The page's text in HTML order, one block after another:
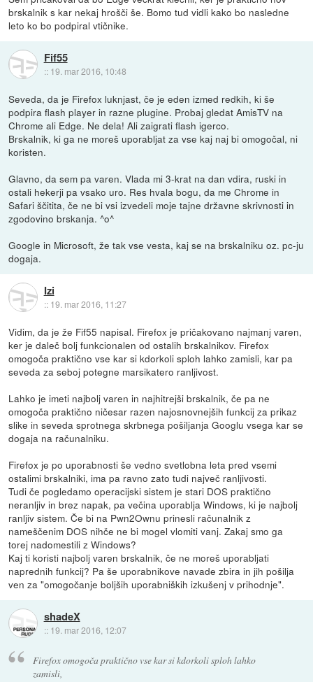
brskalnik s kar nekaj hrošči še. Bomo tud vidli kako bo nasledne
leto ko bo podpiral vtičnike.
Fif55
:: 19. mar 2016, 10:48
Seveda, da je Firefox luknjast, če je eden izmed redkih, ki še
podpira flash player in razne plugine. Probaj gledat AmisTV na
Chrome ali Edge. Ne dela! Ali zaigrati flash igerco.
Brskalnik, ki ga ne moreš uporabljat za vse kaj naj bi omogočal, ni
koristen.
Glavno, da sem pa varen. Vlada mi 3-krat na dan vdira, ruski in
ostali hekerji pa vsako uro. Res hvala bogu, da me Chrome in
Safari ščitita, če ne bi vsi izvedeli moje tajne državne skrivnosti in
zgodovino brskanja. ^o^
Google in Microsoft, že tak vse vesta, kaj se na brskalniku oz. pc-ju
dogaja.
Izi
:: 19. mar 2016, 11:27
Vidim, da je že Fif55 napisal. Firefox je pričakovano najmanj varen,
ker je daleč bolj funkcionalen od ostalih brskalnikov. Firefox
omogoča praktično vse kar si kdorkoli sploh lahko zamisli, kar pa
seveda za seboj potegne marsikatero ranljivost.
Lahko je imeti najbolj varen in najhitrejši brskalnik, če pa ne
omogoča praktično ničesar razen najosnovnejših funkcij za prikaz
slike in seveda sprotnega skrbnega pošiljanja Googlu vsega kar se
dogaja na računalniku.
Firefox je po uporabnosti še vedno svetlobna leta pred vsemi
ostalimi brskalniki, ima pa ravno zato tudi največ ranljivosti.
Tudi če pogledamo operacijski sistem je stari DOS praktično
neranljiv in brez napak, pa večina uporablja Windows, ki je najbolj
ranljiv sistem. Če bi na Pwn2Ownu prinesli računalnik z
nameščenim DOS nihče ne bi mogel vlomiti vanj. Zakaj smo ga
torej nadomestili z Windows?
Kaj ti koristi najbolj varen brskalnik, če ne moreš uporabljati
naprednih funkcij? Pa še uporabnikove navade zbira in jih pošilja
ven za "omogočanje boljših uporabniških izkušenj v prihodnje".
shadeX
:: 19. mar 2016, 12:07
Firefox omogoča praktično vse kar si kdorkoli sploh lahko
zamisli,